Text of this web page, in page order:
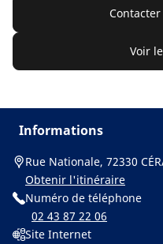
Voir
Informations
Rue Nationale, 72330
Obtenir l'itinéraire
Numéro de téléphone
02 43 87 22 06
Site Internet